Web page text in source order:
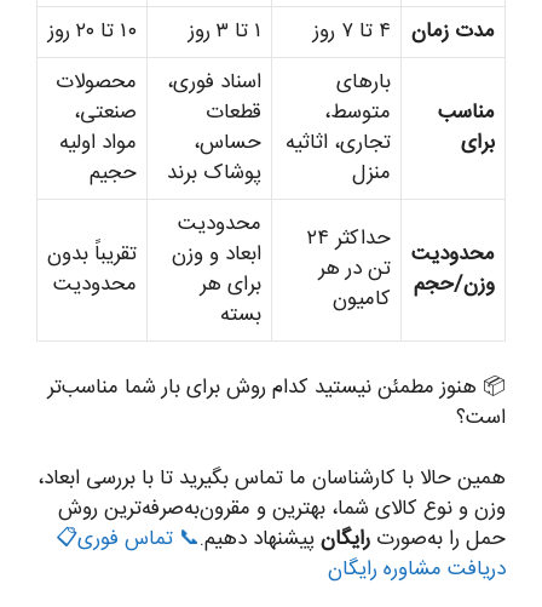
مدت زمان
۴ تا ۷ روز ۱ تا ۳ روز ۱۰ تا ۲۰ روز
مناسب
برای
بارهای
متوسط،
تجاری، اثاثیه
منزل
اسناد فوری،
قطعات
حساس،
پوشاک برند
محصولات
صنعتی،
مواد اولیه
حجیم
محدودیت
وزن/حجم
حداکثر ۲۴
تن در هر
کامیون
محدودیت
ابعاد و وزن
برای هر
بسته
تقریباً بدون
محدودیت
📦 هنوز مطمئن نیستید کدام روش برای بار شما مناسب‌تر
است؟
همین حالا با کارشناسان ما تماس بگیرید تا با بررسی ابعاد،
وزن و نوع کالای شما، بهترین و مقرون‌به‌صرفه‌ترین روش
حمل را به‌صورت رایگانپیشنهاد دهیم.📞 تماس فوری📋
دریافت مشاوره رایگان